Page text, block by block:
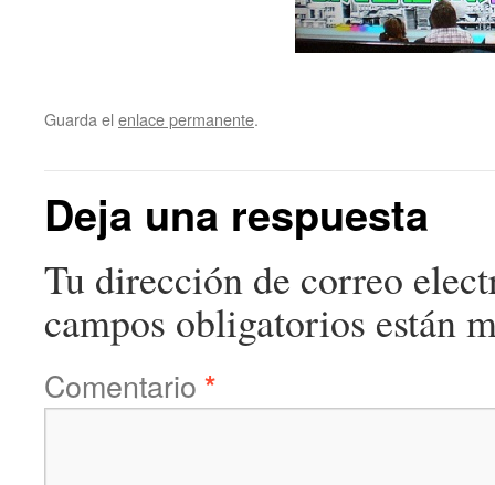
Guarda el enlace permanente.
Deja una respuesta
Tu dirección de correo
campos obligatorios están
Comentario *